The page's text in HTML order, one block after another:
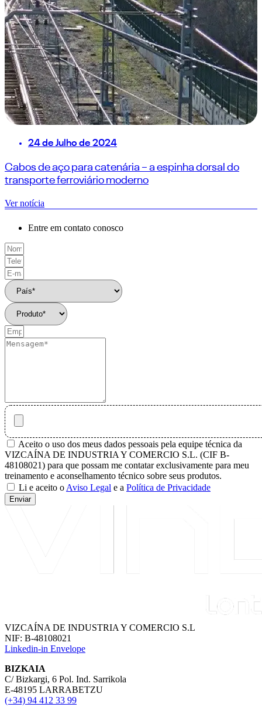
24 de Julho de 2024
Cabos de aço para catenária – a espinha dorsal do
transporte ferroviário moderno
Ver notícia
Entre em contato conosco
Aceito o uso dos meus dados pessoais pela equipe técnica da
VIZCAÍNA DE INDUSTRIA Y COMERCIO S.L. (CIF B-
48108021) para que possam me contatar exclusivamente para meu
treinamento e aconselhamento técnico sobre seus produtos.
Li e aceito o Aviso Legal e a Política de Privacidade
Enviar
VIZCAÍNA DE INDUSTRIA Y COMERCIO S.L
NIF: B-48108021
Linkedin-in Envelope
BIZKAIA
C/ Bizkargi, 6 Pol. Ind. Sarrikola
E-48195 LARRABETZU
(+34) 94 412 33 99